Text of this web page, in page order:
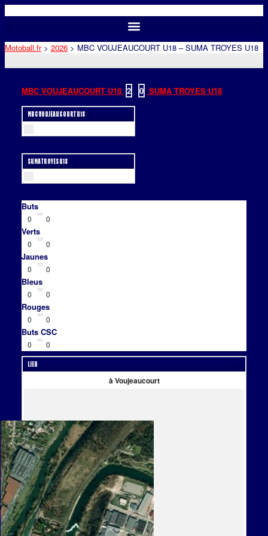
Motoball.fr> 2026 > MBC VOUJEAUCOURT U18 – SUMA TROYES U18
MBC VOUJEAUCOURT U18 2 0 SUMA TROYES U18
MBC VOUJEAUCOURT U18
SUMA TROYES U18
Buts
0 0
Verts
0 0
Jaunes
0 0
Bleus
0 0
Rouges
0 0
Buts CSC
0 0
Lieu
à Voujeaucourt